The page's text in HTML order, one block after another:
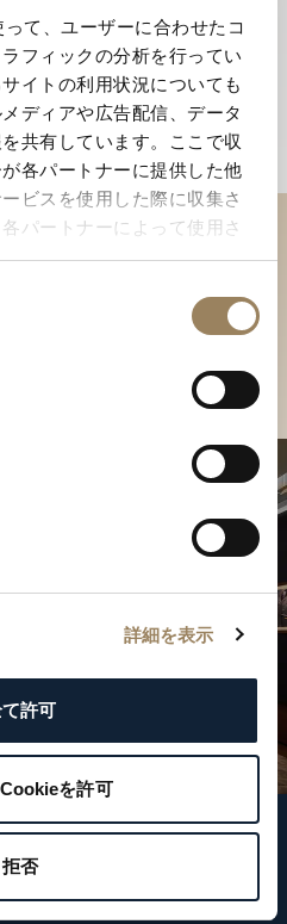
て、ユーザーに合わせたコ
フィックの分析を行ってい
イトの利用状況についても
ディアや広告配信、データ
共有しています。ここで収
各パートナーに提供した他
ビスを使用した際に収集さ
パートナーによって使用さ
詳細を表示
許可
を許可
拒否
レクションを
さい